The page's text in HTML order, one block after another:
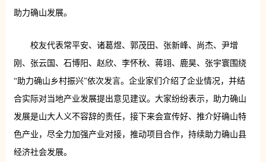
助力确山发展。
校友代表常平安、诸葛煜、郭茂田、张新峰、尚杰、尹增
刚、张云国、石博阳、赵欣、李怀秋、蒋翊、鹿昊、张宇寰围绕
“助力确山乡村振兴”依次发言。企业家们介绍了企业情况，并结
合实际对当地产业发展提出意见建议。大家纷纷表示，助力确山
发展是山大人义不容辞的责任，接下来会宣传好、推介好确山特
色产业，尽全力加强产业对接，推动项目合作，持续助力确山县
经济社会发展。